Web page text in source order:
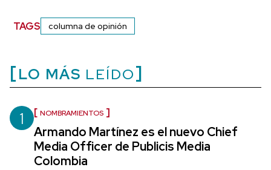
TAGS columna de opinión
LO MÁS LEÍDO
1 NOMBRAMIENTOS
Armando Martínez es el nuevo Chief
Media Officer de Publicis Media
Colombia